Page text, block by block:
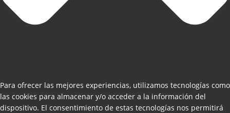
Para ofrecer las mejores experiencias, utilizamos tecnologías como
las cookies para almacenar y/o acceder a la información del
dispositivo. El consentimiento de estas tecnologías nos permitirá